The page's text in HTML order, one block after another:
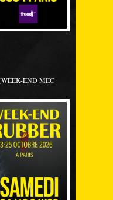
END MEC